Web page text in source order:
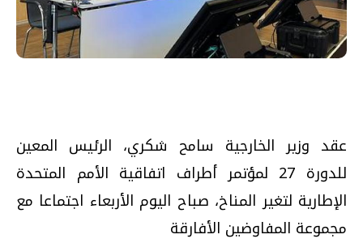
عقد وزير الخارجية سامح شكري، الرئيس المعين
للدورة 27 لمؤتمر أطراف اتفاقية الأمم المتحدة
الإطارية لتغير المناخ، صباح اليوم الأربعاء اجتماعا مع
مجموعة المفاوضين الأفارقة